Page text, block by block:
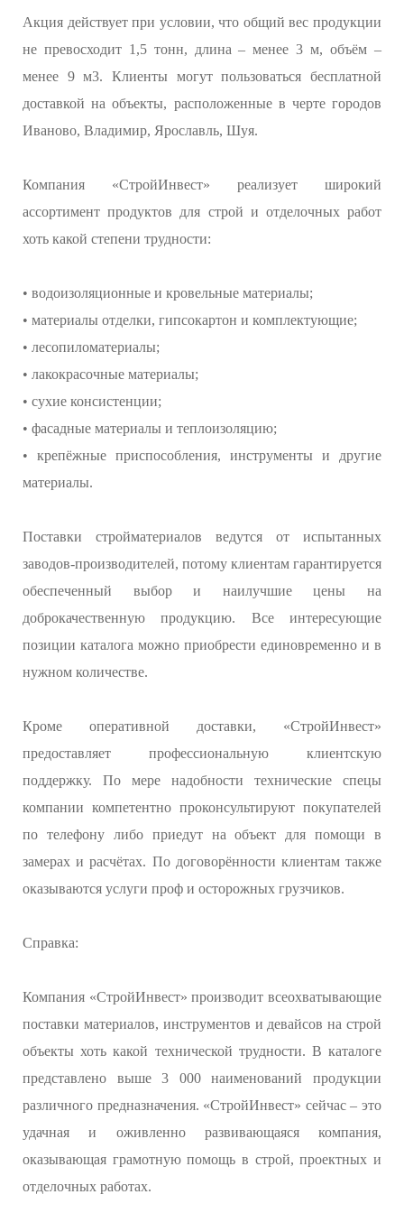
Акция действует при условии, что общий вес продукции
не превосходит 1,5 тонн, длина – менее 3 м, объём –
менее 9 м3. Клиенты могут пользоваться бесплатной
доставкой на объекты, расположенные в черте городов
Иваново, Владимир, Ярославль, Шуя.
Компания «СтройИнвест» реализует широкий
ассортимент продуктов для строй и отделочных работ
хоть какой степени трудности:
• водоизоляционные и кровельные материалы;
• материалы отделки, гипсокартон и комплектующие;
• лесопиломатериалы;
• лакокрасочные материалы;
• сухие консистенции;
• фасадные материалы и теплоизоляцию;
• крепёжные приспособления, инструменты и другие
материалы.
Поставки стройматериалов ведутся от испытанных
заводов-производителей, потому клиентам гарантируется
обеспеченный выбор и наилучшие цены на
доброкачественную продукцию. Все интересующие
позиции каталога можно приобрести единовременно и в
нужном количестве.
Кроме оперативной доставки, «СтройИнвест»
предоставляет профессиональную клиентскую
поддержку. По мере надобности технические спецы
компании компетентно проконсультируют покупателей
по телефону либо приедут на объект для помощи в
замерах и расчётах. По договорённости клиентам также
оказываются услуги проф и осторожных грузчиков.
Справка:
Компания «СтройИнвест» производит всеохватывающие
поставки материалов, инструментов и девайсов на строй
объекты хоть какой технической трудности. В каталоге
представлено выше 3 000 наименований продукции
различного предназначения. «СтройИнвест» сейчас – это
удачная и оживленно развивающаяся компания,
оказывающая грамотную помощь в строй, проектных и
отделочных работах.